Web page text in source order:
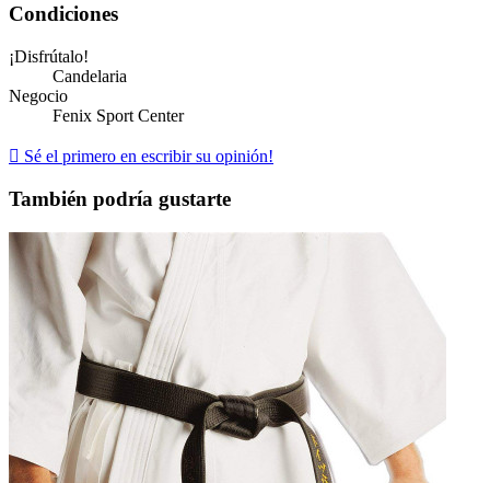
Condiciones
¡Disfrútalo!
Candelaria
Negocio
Fenix Sport Center
 Sé el primero en escribir su opinión!
También podría gustarte